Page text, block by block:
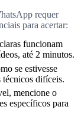
requer
para acertar:
funcionam
até 2 minutos.
se estivesse
técnicos difíceis.
mencione o
específicos para